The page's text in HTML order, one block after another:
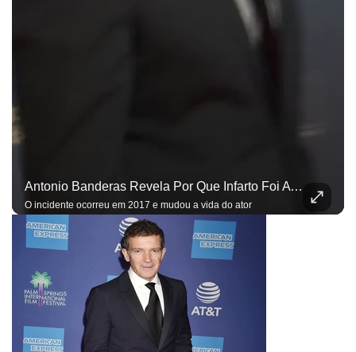
Antonio Banderas Revela Por Que Infarto Foi A ‘melhor Coisa’ Que Já Aconteceu Com Ele
O incidente ocorreu em 2017 e mudou a vida do ator